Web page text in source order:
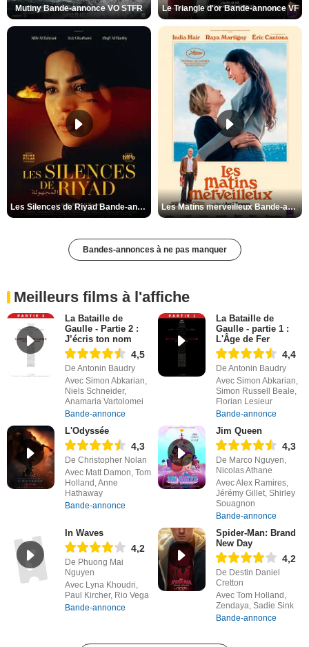
Mutiny Bande-annonce VO STFR Le Triangle d'or Bande-annonce VF
Les Silences de Riyad Bande-annonce VO STFR Les Matins merveilleux Bande-annonce VF
Bandes-annonces à ne pas manquer
Meilleurs films à l'affiche
La Bataille de
Gaulle - Partie 2 :
J’écris ton nom
4,5
De Antonin Baudry
Avec Simon Abkarian,
Niels Schneider,
Anamaria Vartolomei
Bande-annonce
La Bataille de
Gaulle - partie 1 :
L'Âge de Fer
4,4
De Antonin Baudry
Avec Simon Abkarian,
Simon Russell Beale,
Florian Lesieur
Bande-annonce
L'Odyssée
4,3
De Christopher Nolan
Avec Matt Damon, Tom
Holland, Anne
Hathaway
Bande-annonce
Jim Queen
4,3
De Marco Nguyen,
Nicolas Athane
Avec Alex Ramires,
Jérémy Gillet, Shirley
Souagnon
Bande-annonce
In Waves
4,2
De Phuong Mai
Nguyen
Avec Lyna Khoudri,
Paul Kircher, Rio Vega
Bande-annonce
Spider-Man: Brand
New Day
4,2
De Destin Daniel
Cretton
Avec Tom Holland,
Zendaya, Sadie Sink
Bande-annonce